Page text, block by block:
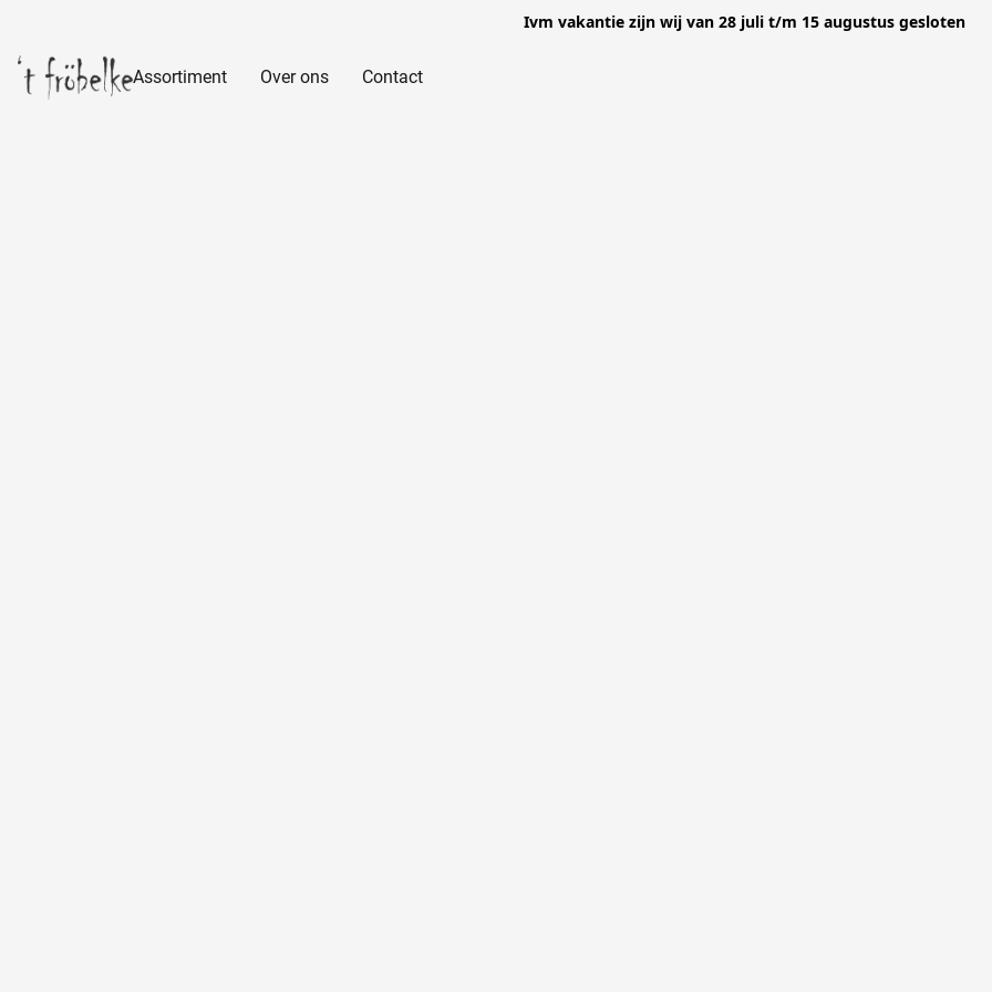
Ivm vakantie zijn wij van 28 juli t/m 15 augustus gesloten
Assortiment Over ons Contact